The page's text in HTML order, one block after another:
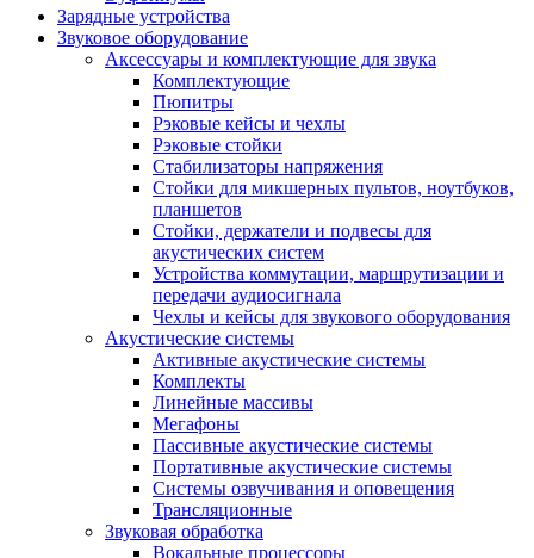
Зарядные устройства
Звуковое оборудование
Аксессуары и комплектующие для звука
Комплектующие
Пюпитры
Рэковые кейсы и чехлы
Рэковые стойки
Стабилизаторы напряжения
Стойки для микшерных пультов, ноутбуков,
планшетов
Стойки, держатели и подвесы для
акустических систем
Устройства коммутации, маршрутизации и
передачи аудиосигнала
Чехлы и кейсы для звукового оборудования
Акустические системы
Активные акустические системы
Комплекты
Линейные массивы
Мегафоны
Пассивные акустические системы
Портативные акустические системы
Системы озвучивания и оповещения
Трансляционные
Звуковая обработка
Вокальные процессоры